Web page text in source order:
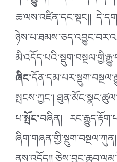
ཆ་ལས་འཛིན་དང་སྡང།།
ཞིང་
སྤངས་ཀྱང་།
པ་སྤོང་བཞིན།